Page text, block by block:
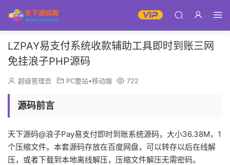
LZPAY易支付系统收款辅助工具即时到账三网
免挂浪子PHP源码
超级管理员 PC整站▪移动端 722
源码前言
天下源码@浪子Pay易支付即时到账系统源码，大小36.38M，1
个压缩文件。本套源码存放在百度网盘，可以转存以后在线解
压，或者下载到本地离线解压，压缩文件解压无需密码。